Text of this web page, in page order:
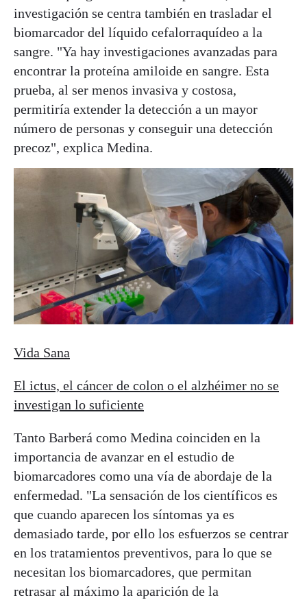
investigación se centra también en trasladar el
biomarcador del líquido cefalorraquídeo a la
sangre. "Ya hay investigaciones avanzadas para
encontrar la proteína amiloide en sangre. Esta
prueba, al ser menos invasiva y costosa,
permitiría extender la detección a un mayor
número de personas y conseguir una detección
precoz", explica Medina.
Vida Sana
El ictus, el cáncer de colon o el alzhéimer no se
investigan lo suficiente
Tanto Barberá como Medina coinciden en la
importancia de avanzar en el estudio de
biomarcadores como una vía de abordaje de la
enfermedad. "La sensación de los científicos es
que cuando aparecen los síntomas ya es
demasiado tarde, por ello los esfuerzos se centrar
en los tratamientos preventivos, para lo que se
necesitan los biomarcadores, que permitan
retrasar al máximo la aparición de la